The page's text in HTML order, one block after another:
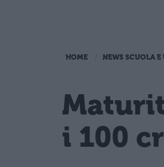
HOME NEWS SCUOLA
i 100